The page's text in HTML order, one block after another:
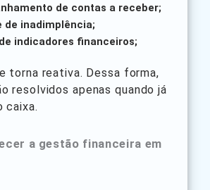
de contas a receber;
de inadimplência;
indicadores financeiros;
torna reativa. Dessa forma,
resolvidos apenas quando já
caixa.
a gestão financeira em